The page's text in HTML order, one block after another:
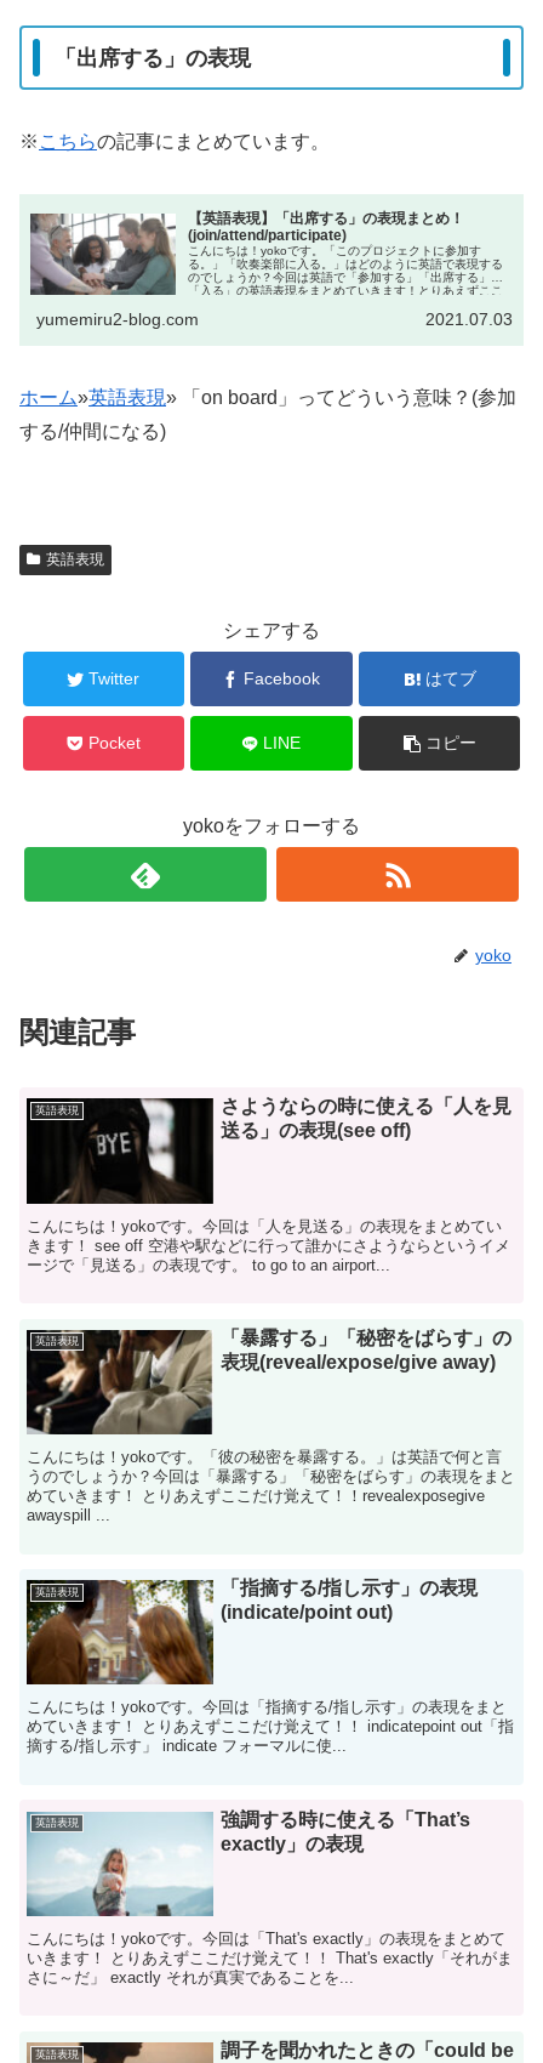
「出席する」の表現
※ こちらの記事にまとめています。
【英語表現】「出席する」の表現まとめ！
(join/attend/participate)
こんにちは！yokoです。「このプロジェクトに参加す
る。」「吹奏楽部に入る。」はどのように英語で表現する
のでしょうか？今回は英語で「参加する」「出席する」
「入る」の英語表現をまとめていきます！とりあえずここ
yumemiru2-blog.com 2021.07.03
ホーム»英語表現» 「on board」ってどういう意味？(参加
する/仲間になる)
英語表現
シェアする
Twitter Facebook はてブ
Pocket LINE コピー
yokoをフォローする
yoko
関連記事
英語表現
さようならの時に使える「人を見
送る」の表現(see off)
こんにちは！yokoです。今回は「人を見送る」の表現をまとめてい
きます！ see off 空港や駅などに行って誰かにさようならというイメ
ージで「見送る」の表現です。 to go to an airport...
英語表現
「暴露する」「秘密をばらす」の
表現(reveal/expose/give away)
こんにちは！yokoです。「彼の秘密を暴露する。」は英語で何と言
うのでしょうか？今回は「暴露する」「秘密をばらす」の表現をまと
めていきます！ とりあえずここだけ覚えて！！revealexposegive
awayspill ...
英語表現
「指摘する/指し示す」の表現
(indicate/point out)
こんにちは！yokoです。今回は「指摘する/指し示す」の表現をまと
めていきます！ とりあえずここだけ覚えて！！ indicatepoint out「指
摘する/指し示す」 indicate フォーマルに使...
英語表現
強調する時に使える「That’s
exactly」の表現
こんにちは！yokoです。今回は「That's exactly」の表現をまとめて
いきます！ とりあえずここだけ覚えて！！ That's exactly「それがま
さに～だ」 exactly それが真実であることを...
英語表現
調子を聞かれたときの「could be